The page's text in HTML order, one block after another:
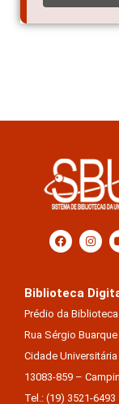
Biblioteca
Prédio da
Rua Sérgio
Cidade
13083-859 –
Tel.: (19) 3521-6493